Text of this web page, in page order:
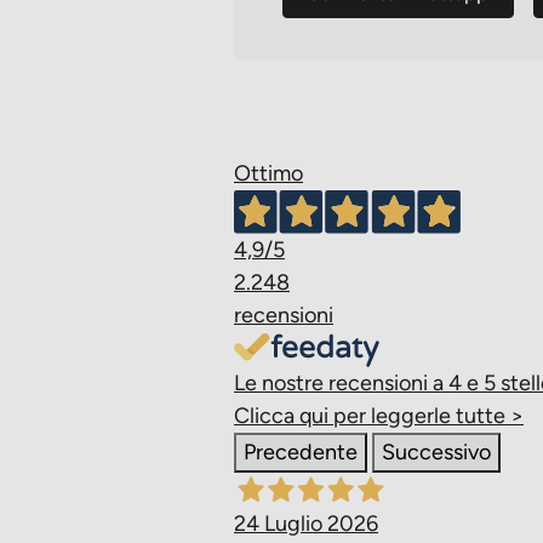
Ottimo
4,9/5
2.248
recensioni
Le nostre recensioni a 4 e 5
Clicca qui per leggerle tutte >
Precedente
Successivo
24 Luglio 2026